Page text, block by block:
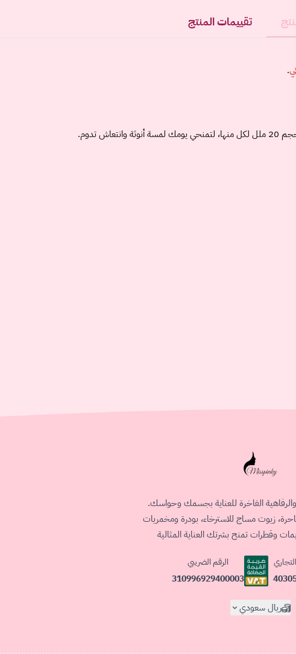
تقييمات المنتج
.
الفاخرة للعناية بجسمك وحواسك.
زيوت مساج للاسترخاء، بودرة ومخمريات
وقطرات تمنح بشرتك العناية المثالية
الرقم الضريبي
310996929400003
ريال سعودي